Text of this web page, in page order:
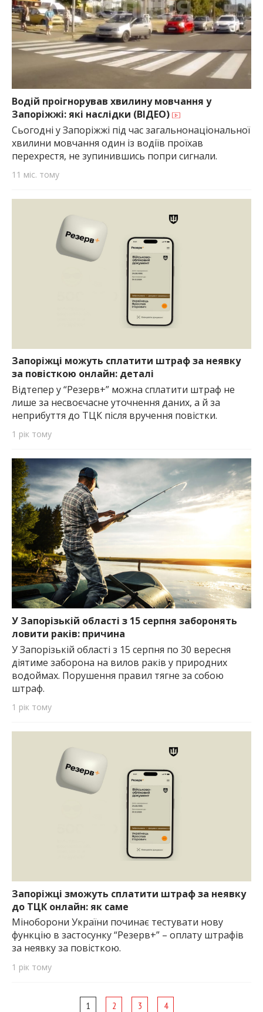
Водій проігнорував хвилину мовчання у
Запоріжжі: які наслідки (ВІДЕО)
Сьогодні у Запоріжжі під час загальнонаціональної
хвилини мовчання один із водіїв проїхав
перехрестя, не зупинившись попри сигнали.
11 міс. тому
Запоріжці можуть сплатити штраф за неявку
за повісткою онлайн: деталі
Відтепер у “Резерв+” можна сплатити штраф не
лише за несвоєчасне уточнення даних, а й за
неприбуття до ТЦК після вручення повістки.
1 рік тому
У Запорізькій області з 15 серпня заборонять
ловити раків: причина
У Запорізькій області з 15 серпня по 30 вересня
діятиме заборона на вилов раків у природних
водоймах. Порушення правил тягне за собою
штраф.
1 рік тому
Запоріжці зможуть сплатити штраф за неявку
до ТЦК онлайн: як саме
Міноборони України починає тестувати нову
функцію в застосунку “Резерв+” – оплату штрафів
за неявку за повісткою.
1 рік тому
1 2 3
4